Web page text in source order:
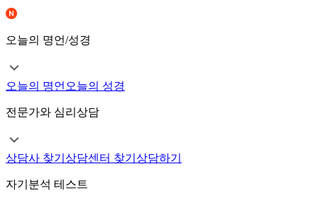
오늘의 명언/성경
오늘의 명언 오늘의 성경
전문가와 심리상담
상담사 찾기 상담센터 찾기 상담하기
자기분석 테스트